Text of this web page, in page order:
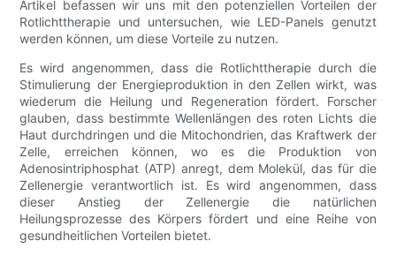
Artikel befassen wir uns mit den potenziellen Vorteilen der
Rotlichttherapie und untersuchen, wie LED-Panels genutzt
werden können, um diese Vorteile zu nutzen.
Es wird angenommen, dass die Rotlichttherapie durch die
Stimulierung der Energieproduktion in den Zellen wirkt, was
wiederum die Heilung und Regeneration fördert. Forscher
glauben, dass bestimmte Wellenlängen des roten Lichts die
Haut durchdringen und die Mitochondrien, das Kraftwerk der
Zelle, erreichen können, wo es die Produktion von
Adenosintriphosphat (ATP) anregt, dem Molekül, das für die
Zellenergie verantwortlich ist. Es wird angenommen, dass
dieser Anstieg der Zellenergie die natürlichen
Heilungsprozesse des Körpers fördert und eine Reihe von
gesundheitlichen Vorteilen bietet.